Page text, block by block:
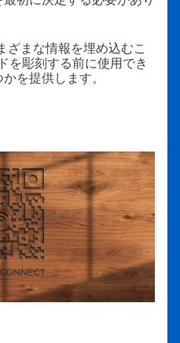
ざまな情報を埋め込むこ
を彫刻する前に使用でき
を提供します。